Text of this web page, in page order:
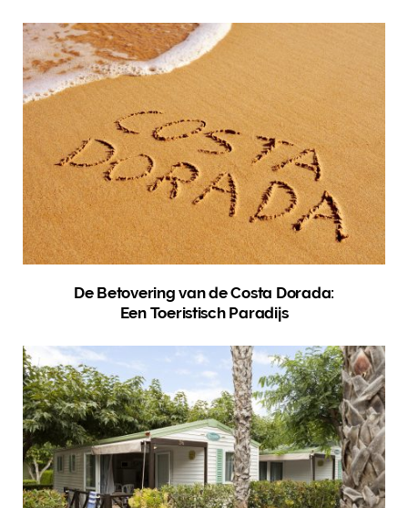
De Betovering van de Costa Dorada:
Een Toeristisch Paradijs